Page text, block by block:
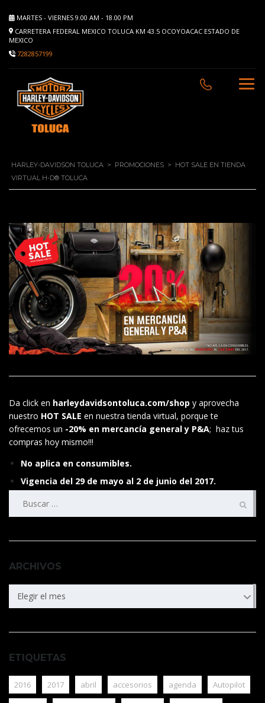
MARTES - VIERNES 9.00 AM - 18.00 PM
CARRETERA FEDERAL MEXICO TOLUCA KM 43.5 OCOYOACAC ESTADO DE
MEXICO
7282857199
HARLEY-DAVIDSON TOLUCA > PROMOCIONES > HOT SALE EN TIENDA
VIRTUAL H-D® TOLUCA
Da click en harleydavidsontoluca.com/shop y aprovecha
nuestro HOT SALE en nuestra tienda virtual, porque te
ofrecemos un -20% en mercancía general y P&A; haz tus
compras hoy mismo!!!
No aplica en consumibles.
Vigencia del 29 de mayo al 2 de junio del 2017.
ARCHIVOS
ARCHIVOS
Elegir el mes
ETIQUETAS
2016 2017 abril accesorios agenda Autopilot